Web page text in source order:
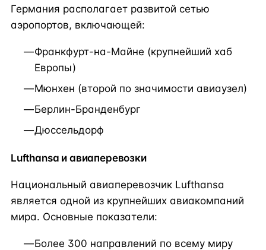
Германия располагает развитой сетью
аэропортов, включающей:
Франкфурт-на-Майне (крупнейший хаб
Европы)
Мюнхен (второй по значимости авиаузел)
Берлин-Бранденбург
Дюссельдорф
Lufthansa и авиаперевозки
Национальный авиаперевозчик Lufthansa
является одной из крупнейших авиакомпаний
мира. Основные показатели:
Более 300 направлений по всему миру